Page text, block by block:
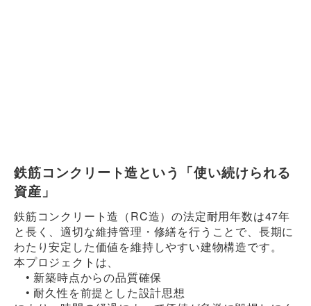
鉄筋コンクリート造という「使い続けられる
資産」
鉄筋コンクリート造（RC造）の法定耐用年数は47年
と長く、適切な維持管理・修繕を行うことで、長期に
わたり安定した価値を維持しやすい建物構造です。
本プロジェクトは、
• 新築時点からの品質確保
• 耐久性を前提とした設計思想